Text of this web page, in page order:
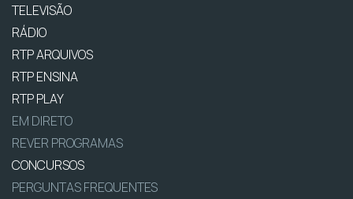
TELEVISÃO
RÁDIO
RTP ARQUIVOS
RTP ENSINA
RTP PLAY
EM DIRETO
REVER PROGRAMAS
CONCURSOS
PERGUNTAS FREQUENTES